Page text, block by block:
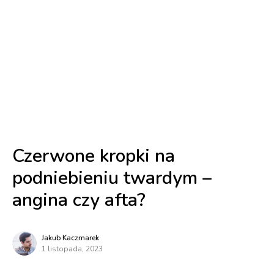
Czerwone kropki na
podniebieniu twardym –
angina czy afta?
Jakub Kaczmarek
1 listopada, 2023